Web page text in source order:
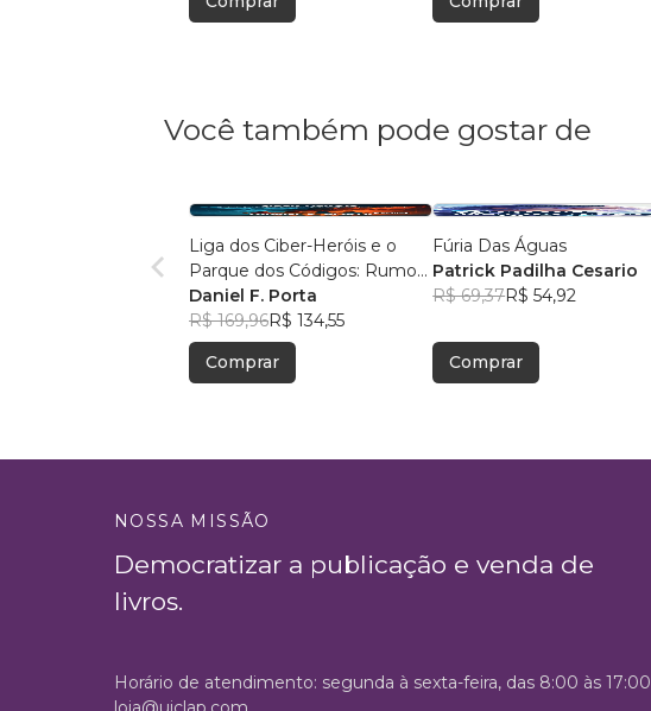
Você também pode gostar de
Liga dos Ciber-Heróis e o
Parque dos Códigos: Rumo
ao Desconhecido
Daniel F. Porta
R$ 169,96R$ 134,55
Comprar
Fúria Das Águas
Patrick Padilha Cesario
R$ 69,37R$ 54,92
Comprar
NOSSA MISSÃO
Democratizar a publicação e venda de
livros.
Horário de atendimento: segunda à sexta-feira, das 8:00 às 17:00